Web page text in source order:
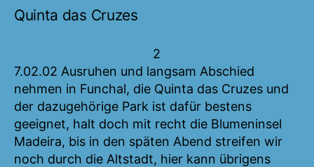
Quinta das Cruzes
2
7.02.02 Ausruhen und langsam Abschied
nehmen in Funchal, die Quinta das Cruzes und
der dazugehörige Park ist dafür bestens
geeignet, halt doch mit recht die Blumeninsel
Madeira, bis in den späten Abend streifen wir
noch durch die Altstadt, hier kann übrigens